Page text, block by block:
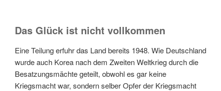
Das Glück ist nicht vollkommen
Eine Teilung erfuhr das Land bereits 1948. Wie Deutschland
wurde auch Korea nach dem Zweiten Weltkrieg durch die
Besatzungsmächte geteilt, obwohl es gar keine
Kriegsmacht war, sondern selber Opfer der Kriegsmacht